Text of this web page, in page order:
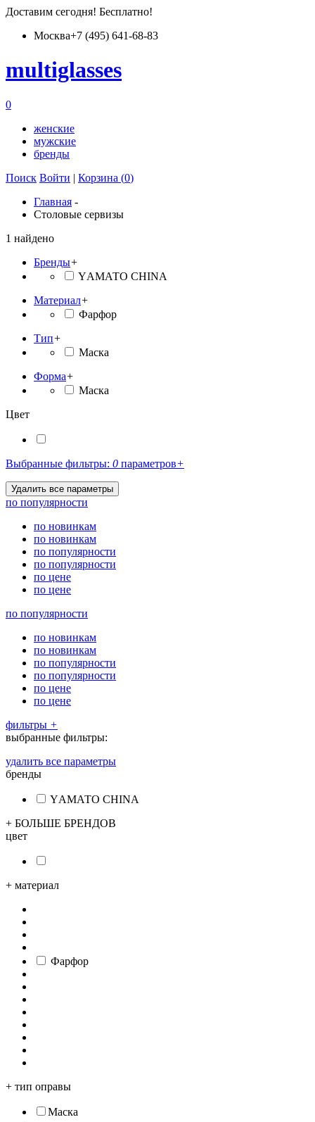
Доставим сегодня! Бесплатно!
Москва+7 (495) 641-68-83
multiglasses
0
женские
мужские
бренды
Поиск Войти | Корзина (0)
Главная -
Столовые сервизы
1 найдено
Бренды+
YАМАТО CHINA
Материал+
Фарфор
Тип+
Маска
Форма+
Маска
Цвет
Выбранные фильтры: 0 параметров+
по популярности
по новинкам
по новинкам
по популярности
по популярности
по цене
по цене
по популярности
по новинкам
по новинкам
по популярности
по популярности
по цене
по цене
фильтры +
выбранные фильтры:
удалить все параметры
бренды
YАМАТО CHINA
+ БОЛЬШЕ БРЕНДОВ
цвет
+ материал
Фарфор
+ тип оправы
Маска